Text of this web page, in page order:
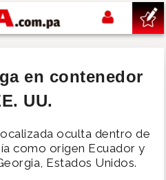
en contenedor
UU.
oculta dentro de
como origen Ecuador y
Estados Unidos.